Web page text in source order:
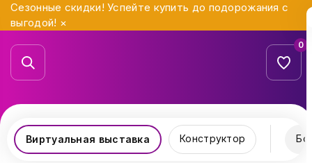
Сезонные скидки! Успейте купить до подорожания с
выгодой! ×
0
Виртуальная выставка Конструктор